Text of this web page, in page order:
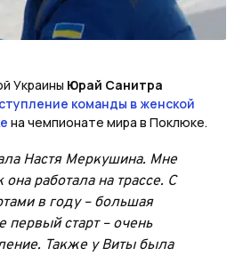
Украины Юрай Санитра
команды в женской
на чемпионате мира в Поклюке.
Настя Меркушина. Мне
работала на трассе. С
в году – большая
первый старт – очень
Также у Виты была